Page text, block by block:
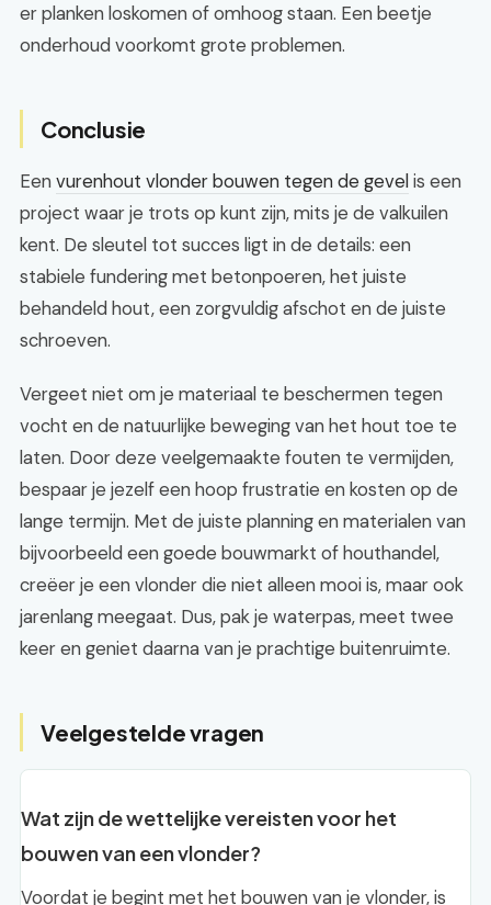
er planken loskomen of omhoog staan. Een beetje
onderhoud voorkomt grote problemen.
Conclusie
Eenvurenhout vlonder bouwen tegen de gevelis een
project waar je trots op kunt zijn, mits je de valkuilen
kent. De sleutel tot succes ligt in de details: een
stabiele fundering met betonpoeren, het juiste
behandeld hout, een zorgvuldig afschot en de juiste
schroeven.
Vergeet niet om je materiaal te beschermen tegen
vocht en de natuurlijke beweging van het hout toe te
laten. Door deze veelgemaakte fouten te vermijden,
bespaar je jezelf een hoop frustratie en kosten op de
lange termijn. Met de juiste planning en materialen van
bijvoorbeeld een goede bouwmarkt of houthandel,
creëer je een vlonder die niet alleen mooi is, maar ook
jarenlang meegaat. Dus, pak je waterpas, meet twee
keer en geniet daarna van je prachtige buitenruimte.
Veelgestelde vragen
Wat zijn de wettelijke vereisten voor het
bouwen van een vlonder?
Voordat je begint met het bouwen van je vlonder, is